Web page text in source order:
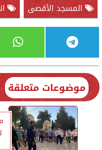
المسجد الأقصى
موضوعات متعلقة